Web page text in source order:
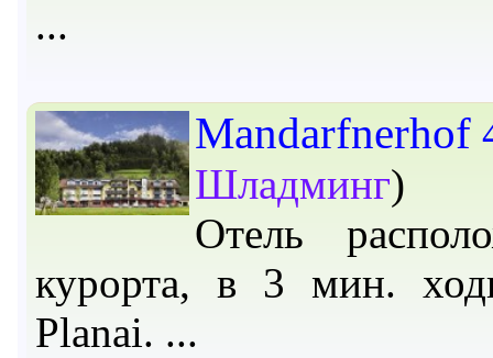
Mandarfnerhof
Шладминг)
Отель
курорта, в 3 мин.
Planai.